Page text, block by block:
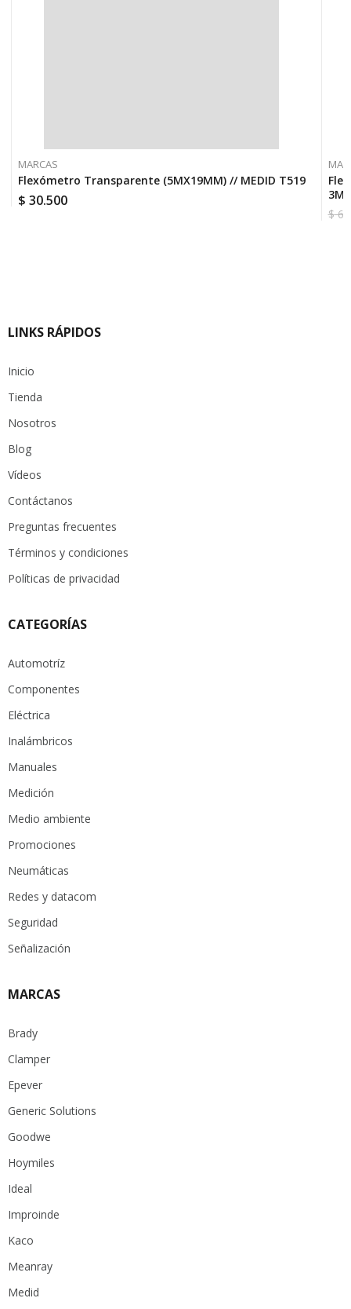
MARCAS
Flexómetro Transparente (5MX19MM) // MEDID T519
$ 30.500
$
El
El
LINKS RÁPIDOS
Inicio
Tienda
Nosotros
Blog
Vídeos
Contáctanos
Preguntas frecuentes
Términos y condiciones
Políticas de privacidad
CATEGORÍAS
Automotríz
Componentes
Eléctrica
Inalámbricos
Manuales
Medición
Medio ambiente
Promociones
Neumáticas
Redes y datacom
Seguridad
Señalización
MARCAS
Brady
Clamper
Epever
Generic Solutions
Goodwe
Hoymiles
Ideal
Improinde
Kaco
Meanray
Medid